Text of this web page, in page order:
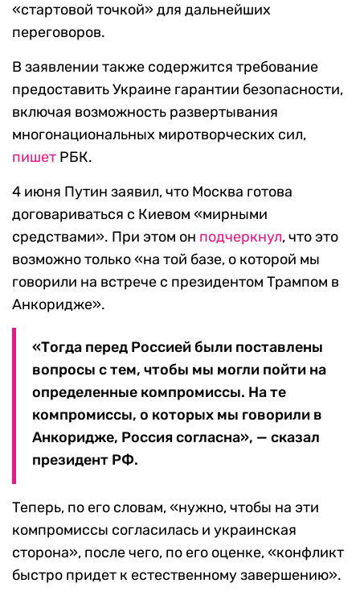
«стартовой точкой» для дальнейших
переговоров.
В заявлении также содержится требование
предоставить Украине гарантии безопасности,
включая возможность развертывания
многонациональных миротворческих сил,
пишет РБК.
4 июня Путин заявил, что Москва готова
договариваться с Киевом «мирными
средствами». При этом он подчеркнул, что это
возможно только «на той базе, о которой мы
говорили на встрече с президентом Трампом в
Анкоридже».
«Тогда перед Россией были поставлены
вопросы с тем, чтобы мы могли пойти на
определенные компромиссы. На те
компромиссы, о которых мы говорили в
Анкоридже, Россия согласна», — сказал
президент РФ.
Теперь, по его словам, «нужно, чтобы на эти
компромиссы согласилась и украинская
сторона», после чего, по его оценке, «конфликт
быстро придет к естественному завершению».